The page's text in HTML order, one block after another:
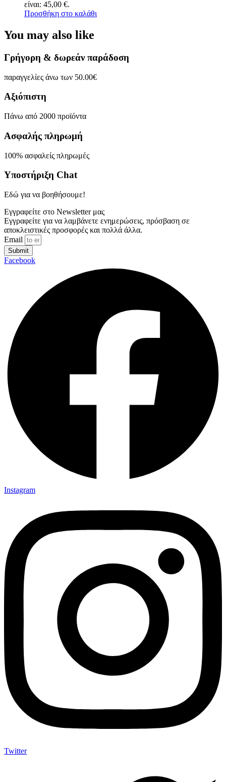
είναι: 45,00 €.
Προσθήκη στο καλάθι
You may also like
Γρήγορη & δωρεάν παράδοση
παραγγελίες άνω των 50.00€
Αξιόπιστη
Πάνω από 2000 προϊόντα
Ασφαλής πληρωμή
100% ασφαλείς πληρωμές
Υποστήριξη Chat
Εδώ για να βοηθήσουμε!
Εγγραφείτε στο Newsletter μας
Εγγραφείτε για να λαμβάνετε ενημερώσεις, πρόσβαση σε
αποκλειστικές προσφορές και πολλά άλλα.
Email
Submit
Facebook
Instagram
Twitter